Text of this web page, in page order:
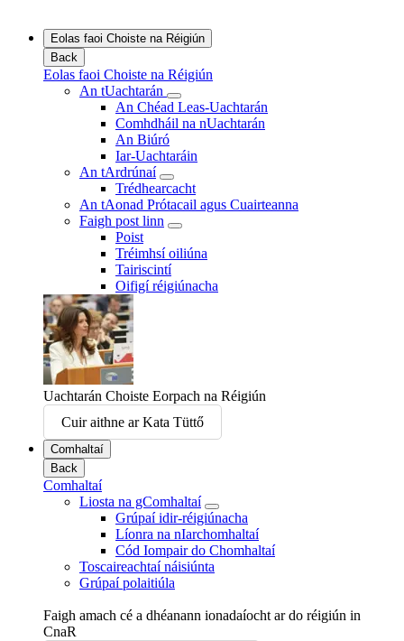
Eolas faoi Choiste na Réigiún
Back
Eolas faoi Choiste na Réigiún
An tUachtarán
An Chéad Leas-Uachtarán
Comhdháil na nUachtarán
An Biúró
Iar-Uachtaráin
An tArdrúnaí
Trédhearcacht
An tAonad Prótacail agus Cuairteanna
Faigh post linn
Poist
Tréimhsí oiliúna
Tairiscintí
Oifigí réigiúnacha
Uachtarán Choiste Eorpach na Réigiún
Cuir aithne ar Kata Tüttő
Comhaltaí
Back
Comhaltaí
Liosta na gComhaltaí
Grúpaí idir-réigiúnacha
Líonra na nIarchomhaltaí
Cód Iompair do Chomhaltaí
Toscaireachtaí náisiúnta
Grúpaí polaitiúla
Faigh amach cé a dhéanann ionadaíocht ar do réigiún in
CnaR